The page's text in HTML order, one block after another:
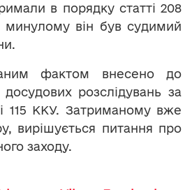
в порядку статті 208
він був судимий
фактом внесено до
розслідувань за
115 ККУ. Затриманому вже
вирішується питання про
заходу.